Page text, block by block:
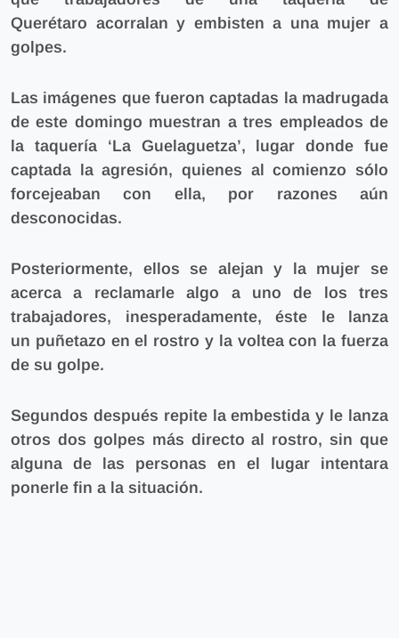
Querétaro acorralan y embisten a una mujer a
golpes.
Las imágenes que fueron captadas la madrugada
de este domingo muestran a tres empleados de
la taquería ‘La Guelaguetza’, lugar donde fue
captada la agresión, quienes al comienzo sólo
forcejeaban con ella, por razones aún
desconocidas.
Posteriormente, ellos se alejan y la mujer se
acerca a reclamarle algo a uno de los tres
trabajadores, inesperadamente, éste le lanza
un puñetazo en el rostro y la voltea con la fuerza
de su golpe.
Segundos después repite la embestida y le lanza
otros dos golpes más directo al rostro, sin que
alguna de las personas en el lugar intentara
ponerle fin a la situación.